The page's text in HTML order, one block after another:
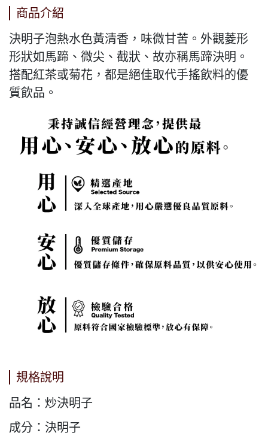
商品介紹
決明子泡熱水色黃清香，味微甘苦。外觀菱形
形狀如馬蹄、微尖、截狀、故亦稱馬蹄決明。
搭配紅茶或菊花，都是絕佳取代手搖飲料的優
質飲品。
規格說明
品名：炒決明子
成分：決明子